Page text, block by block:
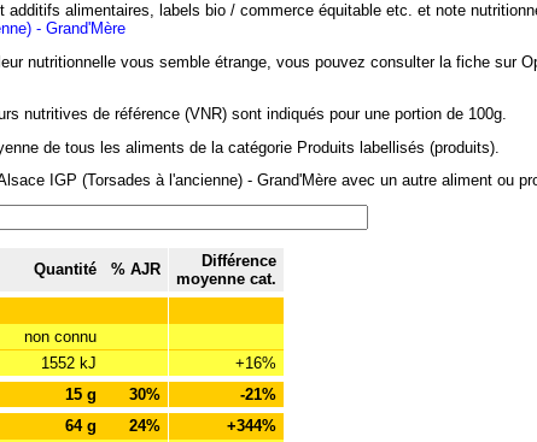
alimentaires, labels bio / commerce équitable etc. et note
- Grand'Mère
nutritionnelle vous semble étrange, vous pouvez consulter la fiche sur
nutritives de référence (VNR) sont indiqués pour une portion de 100g.
de tous les aliments de la catégorie Produits labellisés (produits).
IGP (Torsades à l'ancienne) - Grand'Mère avec un autre aliment ou
Quantité % AJR
Différence
moyenne cat.
non connu
1552 kJ
+16%
15 g 30%
-21%
64 g 24%
+344%